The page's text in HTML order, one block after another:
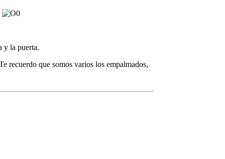
y la puerta.
recuerdo que somos varios los empalmados,